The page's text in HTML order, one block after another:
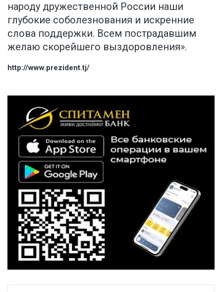
народу дружественной России наши
глубокие соболезнования и искренние
слова поддержки. Всем пострадавшим
желаю скорейшего выздоровления».
http://www.prezident.tj/